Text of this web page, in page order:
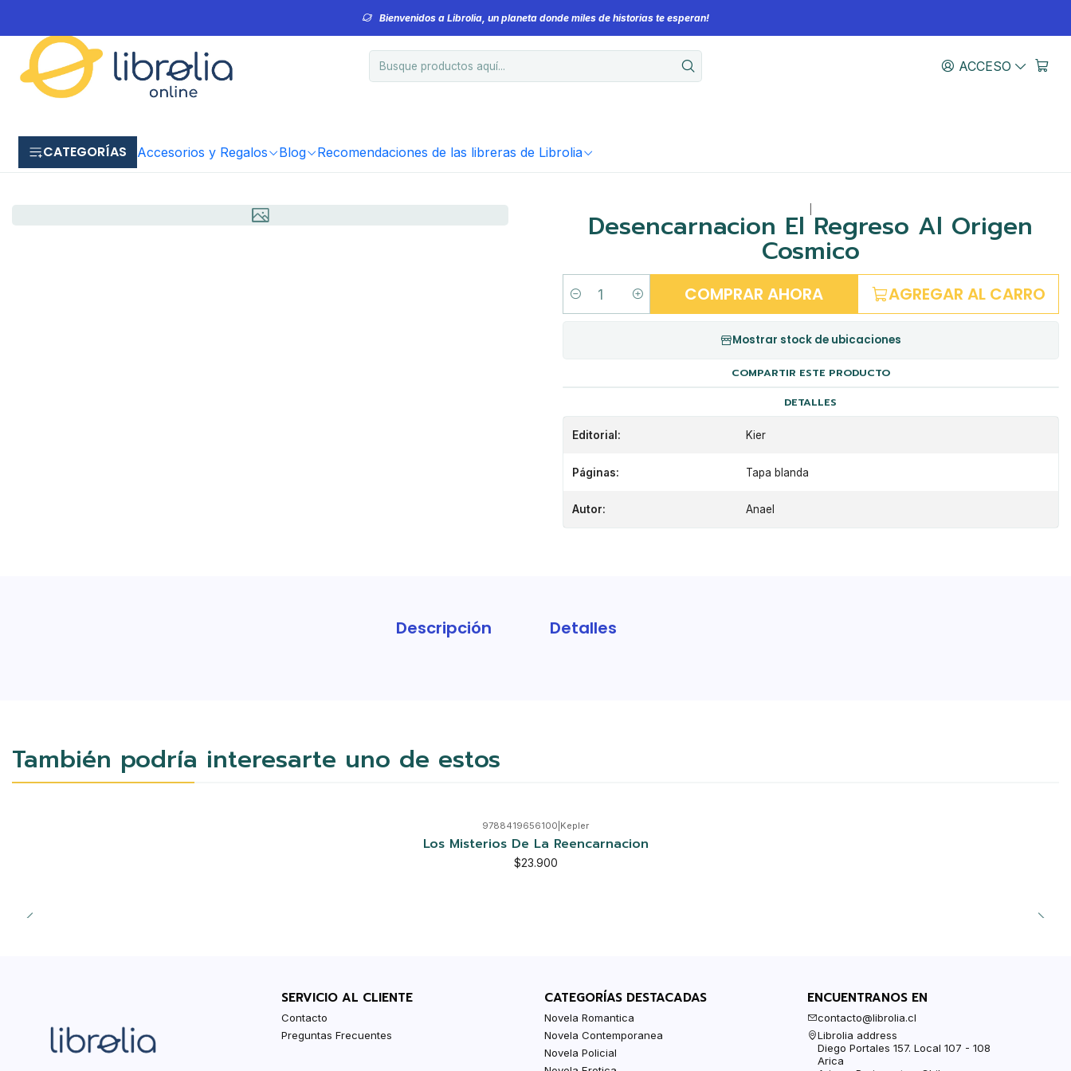
ACCESO
CATEGORÍAS Accesorios y Regalos Blog Recomendaciones de las libreras de Librolia
Bienvenidos a Librolia, un planeta donde miles de historias te esperan!
Desencarnacion El Regreso Al Origen
Cosmico
Cantidad AGREGAR AL CARRO
COMPRAR AHORA
Mostrar stock de ubicaciones
COMPARTIR ESTE PRODUCTO
DETALLES
Editorial: Kier
Páginas: Tapa blanda
Autor: Anael
Descripción Detalles
También podría interesarte uno de estos
9788419656100 Kepler
Los Misterios De La Reencarnacion
$23.900
SERVICIO AL CLIENTE
Contacto
Preguntas Frecuentes
CATEGORÍAS DESTACADAS
Novela Romantica
Novela Contemporanea
Novela Policial
ENCUENTRANOS EN
contacto@librolia.cl
Librolia address
Diego Portales 157. Local 107 - 108
Arica